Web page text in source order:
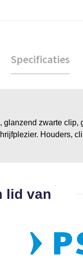
Specificaties
zwarte
Houders,
lid van